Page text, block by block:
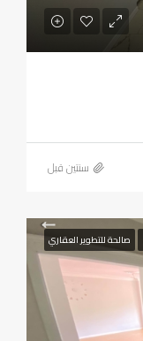
‏سنتين قبل
صالحة للتطوير العقاري